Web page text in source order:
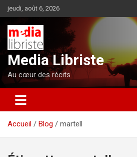
Aller
au
contenu
jeudi, août 6, 2026
Media Libriste
Au cœur des récits
Accueil Blog martell